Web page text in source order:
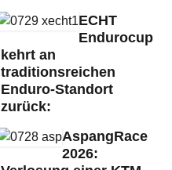
ECHT
Endurocup
kehrt an
traditionsreichen
Enduro-Standort
zurück:
AspangRace
2026: